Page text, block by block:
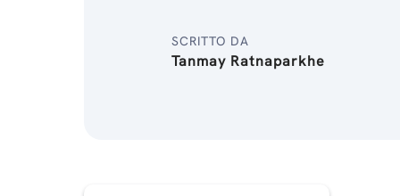
SCRITTO DA
Tanmay Ratnaparkhe